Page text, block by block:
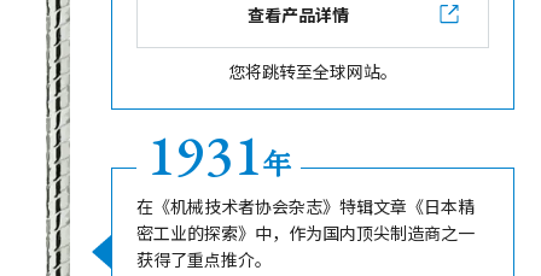
查看产品详情
您将跳转至全球网站。
1931年
在《机械技术者协会杂志》特辑文章《日本精
密工业的探索》中，作为国内顶尖制造商之一
获得了重点推介。